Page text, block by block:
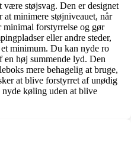
være støjsvag. Den er designet
minimere støjniveauet, når
minimal forstyrrelse og gør
eller andre steder,
minimum. Du kan nyde ro
en høj summende lyd. Den
mere behagelig at bruge,
at blive forstyrret af unødig
køling uden at blive